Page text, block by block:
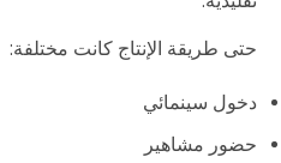
حتى طريقة الإنتاج كانت مختلفة:
دخول سينمائي
حضور مشاهير